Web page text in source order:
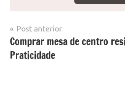
Marcado
com
mesa
Mesa
resinada
Navegação
de
Post
Post anterior
Comprar mesa de centro
Praticidade